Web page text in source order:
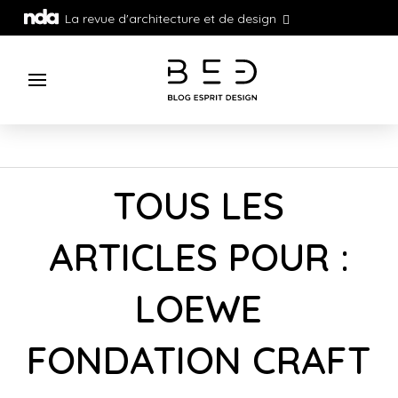
La revue d'architecture et de design
TOUS LES
ARTICLES POUR :
LOEWE
FONDATION CRAFT